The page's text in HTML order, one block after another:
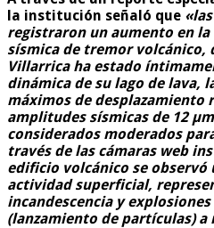
la institución señaló que «
registraron un aumento en la
sísmica de tremor volcánico,
Villarrica ha estado
dinámica de su lago de lava,
máximos de desplazamiento
amplitudes sísmicas de 12
considerados moderados
través de las cámaras web
edificio volcánico se observó
actividad superficial,
incandescencia y
(lanzamiento de partículas) a